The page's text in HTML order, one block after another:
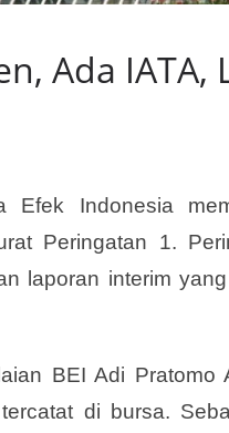
Ada IATA,
Efek Indonesia
Peringatan 1.
laporan interim
BEI Adi Pratomo
di bursa.